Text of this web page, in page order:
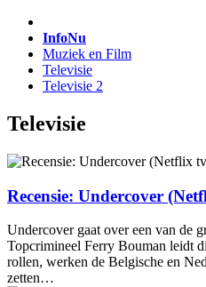
InfoNu
Muziek en Film
Televisie
Televisie 2
Televisie
Recensie: Undercover
Undercover gaat over een van de
Topcrimineel Ferry Bouman leidt
rollen, werken de Belgische en
zetten…